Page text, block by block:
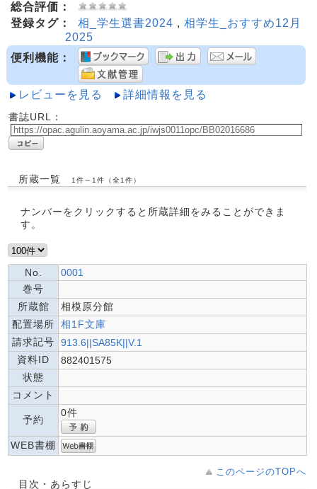
総合評価：
登録タグ：
相_学生選書2024 , 相学生_おすすめ12月
2025
便利機能：
レビューを見る 詳細情報を見る
書誌URL：
所蔵一覧 1件～1件（全1件）
ナンバーをクリックすると所蔵詳細をみることができま
す。
No.
0001
巻号
所蔵館
相模原分館
配置場所
相1F文庫
請求記号
913.6||SA85K||V.1
資料ID
882401575
状態
コメント
予約
0件
WEB書棚
このページのTOPへ
目次・あらすじ